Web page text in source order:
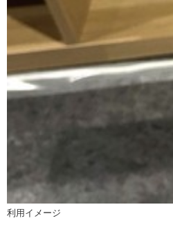
利用イメージ